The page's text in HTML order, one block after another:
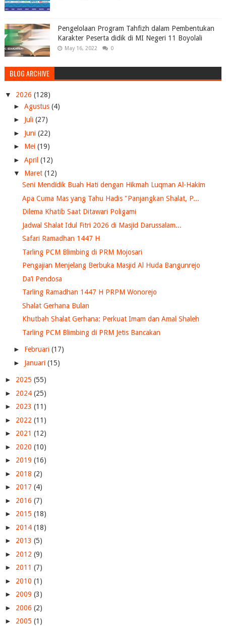
Pengelolaan Program Tahfizh dalam Pembentukan
Karakter Peserta didik di MI Negeri 11 Boyolali
May 16, 2022 0
BLOG ARCHIVE
▼ 2026 (128)
► Agustus (4)
► Juli (27)
► Juni (22)
► Mei (19)
► April (12)
▼ Maret (12)
Seni Mendidik Buah Hati dengan Hikmah Luqman Al-Hakim
Apa Cuma Mas yang Tahu Hadis "Panjangkan Shalat, P...
Dilema Khatib Saat Ditawari Poligami
Jadwal Shalat Idul Fitri 2026 di Masjid Darussalam...
Safari Ramadhan 1447 H
Tarling PCM Blimbing di PRM Mojosari
Pengajian Menjelang Berbuka Masjid Al Huda Bangunrejo
Da’i Pendosa
Tarling Ramadhan 1447 H PRPM Wonorejo
Shalat Gerhana Bulan
Khutbah Shalat Gerhana: Perkuat Imam dan Amal Shaleh
Tarling PCM Blimbing di PRM Jetis Bancakan
► Februari (17)
► Januari (15)
► 2025 (55)
► 2024 (25)
► 2023 (11)
► 2022 (11)
► 2021 (12)
► 2020 (10)
► 2019 (16)
► 2018 (2)
► 2017 (4)
► 2016 (7)
► 2015 (18)
► 2014 (18)
► 2013 (5)
► 2012 (9)
► 2011 (7)
► 2010 (1)
► 2009 (3)
► 2006 (2)
► 2005 (1)